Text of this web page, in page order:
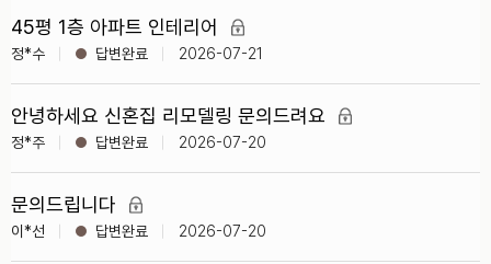
45평 1층 아파트 인테리어
정*수 2026-07-21
안녕하세요 신혼집 리모델링 문의드려요
정*주 2026-07-20
문의드립니다
이*선 2026-07-20